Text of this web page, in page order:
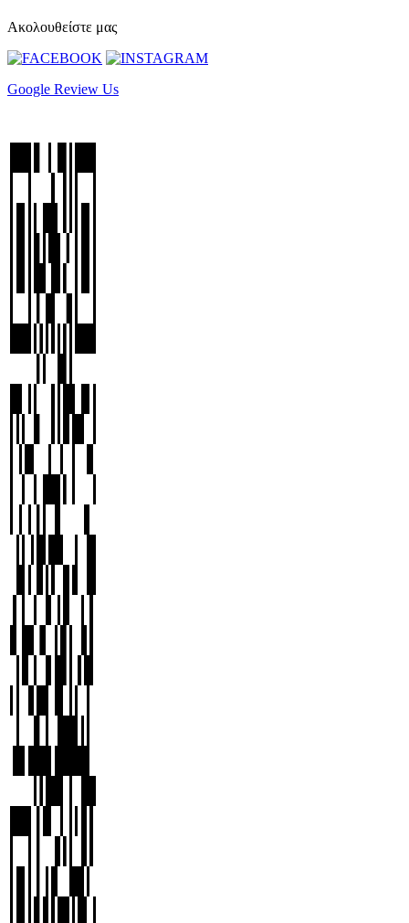
Ακολουθείστε μας
Google Review Us